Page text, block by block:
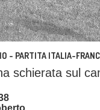
- PARTITA ITALIA-
schierata sul